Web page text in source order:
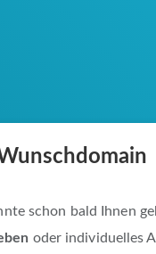
schon bald Ihnen
oder individuelles